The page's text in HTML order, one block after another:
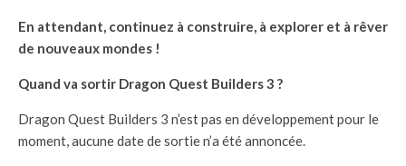
En attendant, continuez à construire, à explorer et à rêver
de nouveaux mondes !
Quand va sortir Dragon Quest Builders 3 ?
Dragon Quest Builders 3 n’est pas en développement pour le
moment, aucune date de sortie n’a été annoncée.